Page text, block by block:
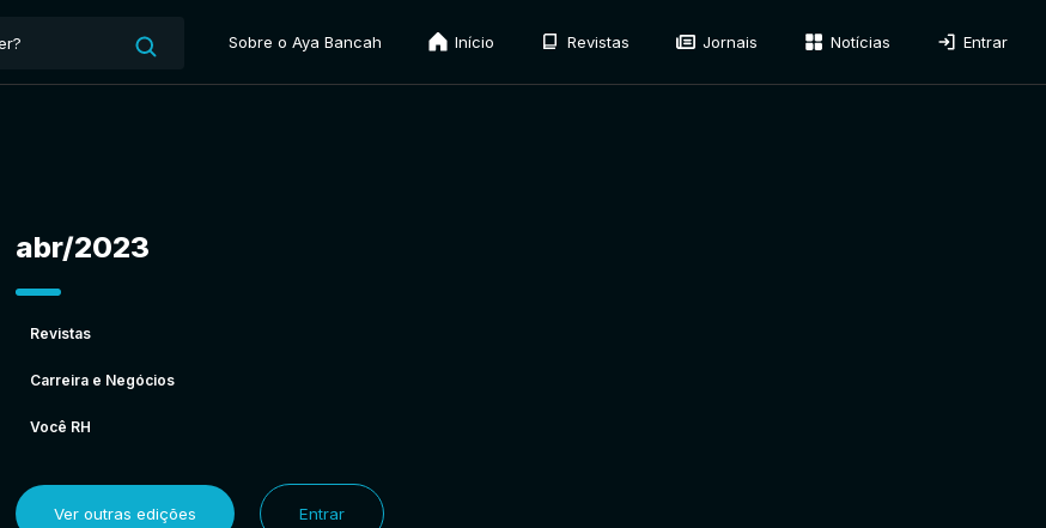
Sobre o Aya Bancah Início Revistas Jornais Notícias Entrar
abr/2023
Revistas
Carreira e Negócios
Você RH
Ver outras edições Entrar